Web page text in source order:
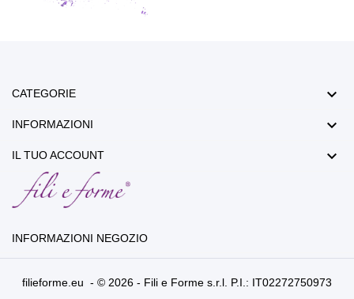
CATEGORIE 
INFORMAZIONI 
IL TUO ACCOUNT 
INFORMAZIONI NEGOZIO
filieforme.eu - © 2026 - Fili e Forme s.r.l. P.I.: IT02272750973